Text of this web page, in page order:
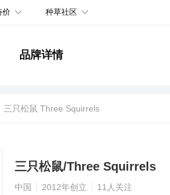
价 种草社区
品牌详情
三只松鼠 Three Squirrels
三只松鼠/Three Squirrels
中国 2012年创立 11 人关注